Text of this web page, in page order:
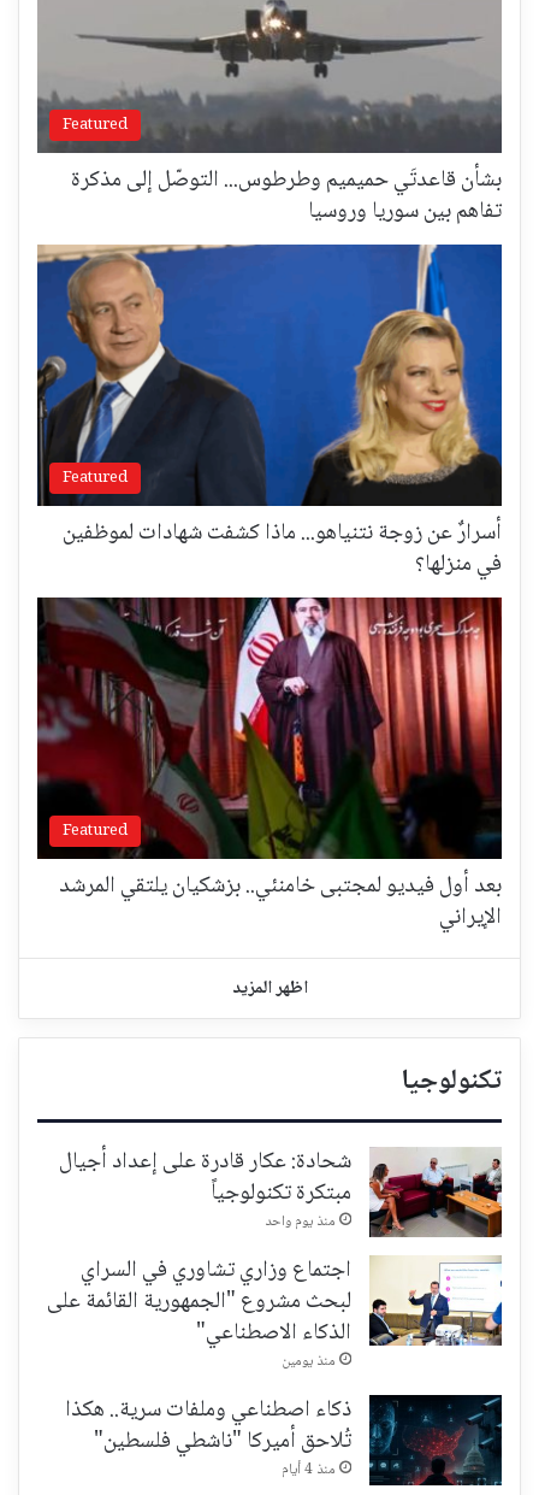
Featured
بشأن قاعدتَي حميميم وطرطوس... التوصّل إلى مذكرة
تفاهم بين سوريا وروسيا
Featured
أسرارٌ عن زوجة نتنياهو... ماذا كشفت شهادات لموظفين
في منزلها؟
Featured
بعد أول فيديو لمجتبى خامنئي.. بزشكيان يلتقي المرشد
الإيراني
اظهر المزيد
تكنولوجيا
شحادة: عكار قادرة على إعداد أجيال
مبتكرة تكنولوجياً
منذ يوم واحد
اجتماع وزاري تشاوري في السراي
لبحث مشروع "الجمهورية القائمة على
الذكاء الاصطناعي"
منذ يومين
ذكاء اصطناعي وملفات سرية.. هكذا
تُلاحق أميركا "ناشطي فلسطين"
منذ 4 أيام